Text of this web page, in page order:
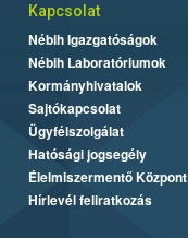
Kapcsolat
Nébih Igazgatóságok
Nébih Laboratóriumok
Kormányhivatalok
Sajtókapcsolat
Ügyfélszolgálat
Hatósági jogsegély
Élelmiszermentő Központ
Hírlevél feliratkozás